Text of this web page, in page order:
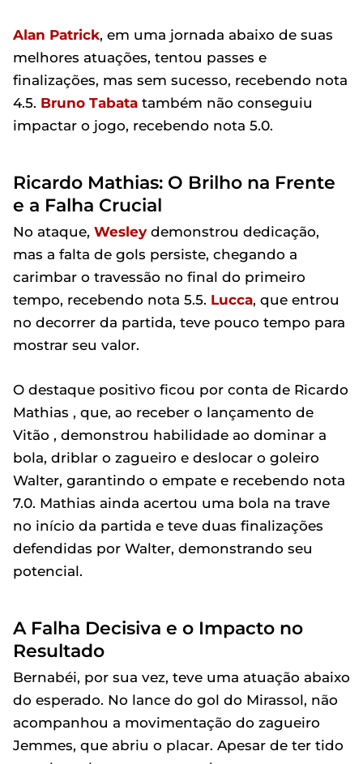
Alan Patrick, em uma jornada abaixo de suas
melhores atuações, tentou passes e
finalizações, mas sem sucesso, recebendo nota
4.5. Bruno Tabata também não conseguiu
impactar o jogo, recebendo nota 5.0.
Ricardo Mathias: O Brilho na Frente
e a Falha Crucial
No ataque, Wesley demonstrou dedicação,
mas a falta de gols persiste, chegando a
carimbar o travessão no final do primeiro
tempo, recebendo nota 5.5. Lucca, que entrou
no decorrer da partida, teve pouco tempo para
mostrar seu valor.
O destaque positivo ficou por conta de Ricardo
Mathias , que, ao receber o lançamento de
Vitão , demonstrou habilidade ao dominar a
bola, driblar o zagueiro e deslocar o goleiro
Walter, garantindo o empate e recebendo nota
7.0. Mathias ainda acertou uma bola na trave
no início da partida e teve duas finalizações
defendidas por Walter, demonstrando seu
potencial.
A Falha Decisiva e o Impacto no
Resultado
Bernabéi, por sua vez, teve uma atuação abaixo
do esperado. No lance do gol do Mirassol, não
acompanhou a movimentação do zagueiro
Jemmes, que abriu o placar. Apesar de ter tido